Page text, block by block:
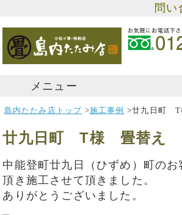
問い
メニュー
島内たたみ店トップ >施工事例 >廿九日町 T
廿九日町 T様 畳替え
中能登町廿九日（ひずめ）町の
頂き施工させて頂きました。
ありがとうございました。